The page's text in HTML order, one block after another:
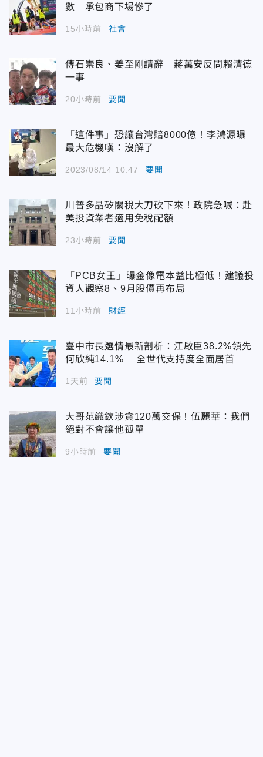
數 承包商下場慘了
15小時前 社會
傳石崇良、姜至剛請辭 蔣萬安反問賴清德
一事
20小時前 要聞
「這件事」恐讓台灣賠8000億！李鴻源曝
最大危機嘆：沒解了
2023/08/14 10:47 要聞
川普多晶矽關稅大刀砍下來！政院急喊：赴
美投資業者適用免稅配額
23小時前 要聞
「PCB女王」曝金像電本益比極低！建議投
資人觀察8、9月股價再布局
11小時前 財經
臺中市長選情最新剖析：江啟臣38.2%領先
何欣純14.1% 全世代支持度全面居首
1天前 要聞
大哥范織欽涉貪120萬交保！伍麗華：我們
絕對不會讓他孤單
9小時前 要聞